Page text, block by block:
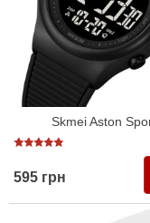
Skmei Aston
595 грн